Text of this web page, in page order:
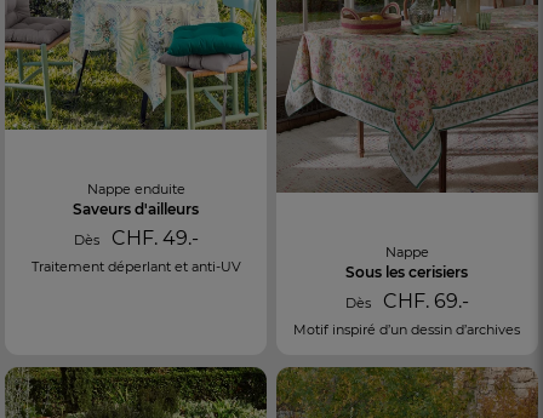
Nappe enduite
Saveurs d'ailleurs
Dès CHF. 49.-
Traitement déperlant et anti-UV
Nappe
Sous les cerisiers
Dès CHF. 69.-
Motif inspiré d’un dessin d’archives